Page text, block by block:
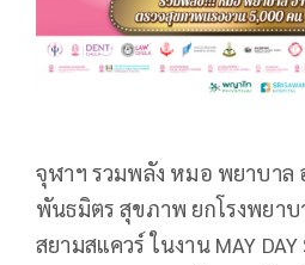
จุฬาฯ รวมพลัง หมอ พยาบาล
พันธมิตร สุขภาพ ยกโรงพยาบ
สยามสแควร์ ในงาน MAY DAY